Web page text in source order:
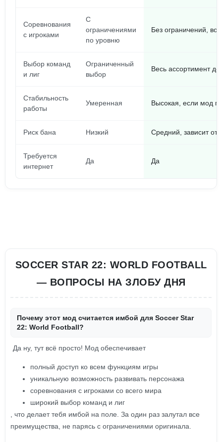
Соревнования
с игроками
С
ограничениями
по уровню
Без ограничений,
Выбор команд
и лиг
Ограниченный
выбор
Весь ассортимент
Стабильность
работы
Умеренная Высокая, если мод
Риск бана Низкий Средний, зависит от
Требуется
интернет
Да Да
SOCCER STAR 22: WORLD FOOTBALL
— ВОПРОСЫ НА ЗЛОБУ ДНЯ
Почему этот мод считается имбой для Soccer Star
22: World Football?
Да ну, тут всё просто! Мод обеспечивает
полный доступ ко всем функциям игры
уникальную возможность развивать персонажа
соревнования с игроками со всего мира
широкий выбор команд и лиг
, что делает тебя имбой на поле. За один раз залутал все
преимущества, не парясь с ограничениями оригинала.